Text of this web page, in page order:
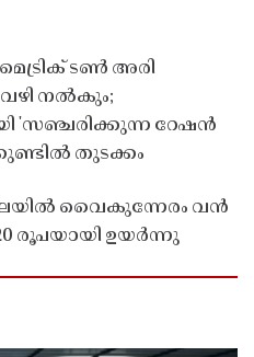
ടൺ അരി
നൽകും;
'സഞ്ചരിക്കുന്ന റേഷൻ
തുടക്കം
വൈകുന്നേരം വൻ
രൂപയായി ഉയർന്നു